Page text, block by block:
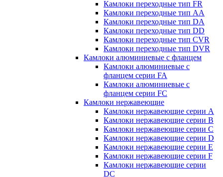
Камлоки переходные тип FR
Камлоки переходные тип AA
Камлоки переходные тип DA
Камлоки переходные тип DD
Камлоки переходные тип CVR
Камлоки переходные тип DVR
Камлоки алюминиевые с фланцем
Камлоки алюминиевые с
фланцем серии FA
Камлоки алюминиевые с
фланцем серии FC
Камлоки нержавеющие
Камлоки нержавеющие серии А
Камлоки нержавеющие серии В
Камлоки нержавеющие серии C
Камлоки нержавеющие серии D
Камлоки нержавеющие серии E
Камлоки нержавеющие серии F
Камлоки нержавеющие серии
DC